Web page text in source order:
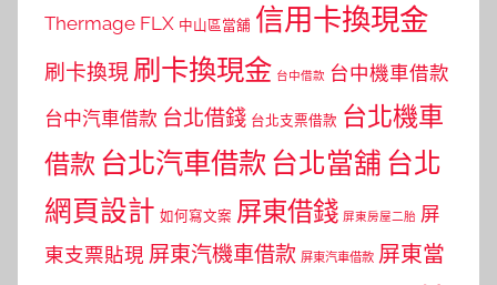
Thermage FLX 中山區當舖 信用卡換現金
刷卡換現 刷卡換現金 台中借款 台中機車借款
台中汽車借款 台北借錢 台北支票借款 台北機車
借款 台北汽車借款 台北當舖 台北
網頁設計 如何寫文案 屏東借錢 屏東房屋二胎 屏
東支票貼現 屏東汽機車借款 屏東汽車借款 屏東當